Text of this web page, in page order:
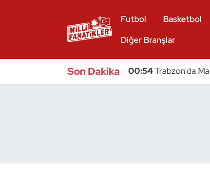
Futbol Basketbol
Diğer Branşlar
Son Dakika 00:54Trabzon'da